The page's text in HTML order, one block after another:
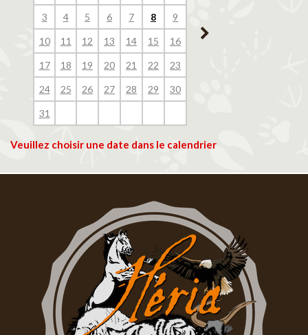
3 4 5 6 7 8 9
10 11 12 13 14 15 16
17 18 19 20 21 22 23
24 25 26 27 28 29 30
31
14
Veuillez choisir une date dans le calendrier